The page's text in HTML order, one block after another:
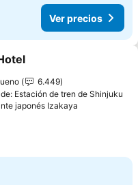
Ver precios
a favoritos
6.449
Estación de tren de Shinjuku
japonés Izakaya